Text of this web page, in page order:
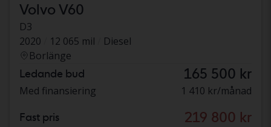
Volvo V60
D3
2020
12 065 mil
Diesel
Borlänge
Ledande bud 165 500 kr
Med finansiering 1 410 kr/månad
Fast pris 219 800 kr